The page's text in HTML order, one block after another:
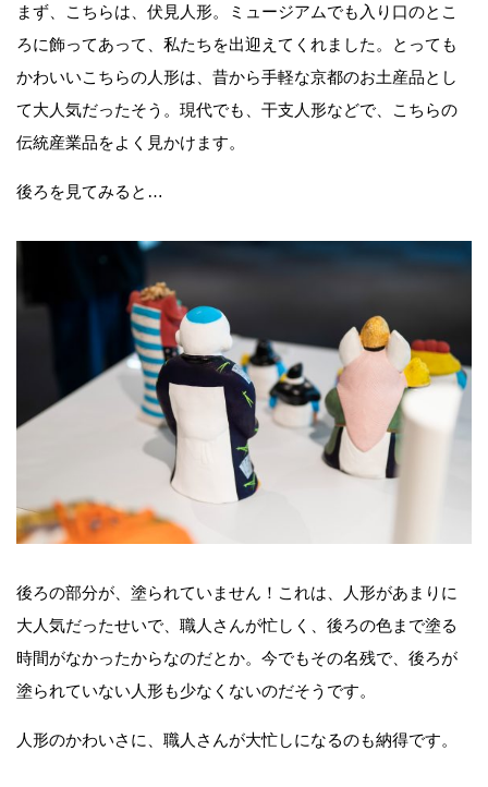
まず、こちらは、伏見人形。ミュージアムでも入り口のとこ
ろに飾ってあって、私たちを出迎えてくれました。とっても
かわいいこちらの人形は、昔から手軽な京都のお土産品とし
て大人気だったそう。現代でも、干支人形などで、こちらの
伝統産業品をよく見かけます。
後ろを見てみると…
後ろの部分が、塗られていません！これは、人形があまりに
大人気だったせいで、職人さんが忙しく、後ろの色まで塗る
時間がなかったからなのだとか。今でもその名残で、後ろが
塗られていない人形も少なくないのだそうです。
人形のかわいさに、職人さんが大忙しになるのも納得です。